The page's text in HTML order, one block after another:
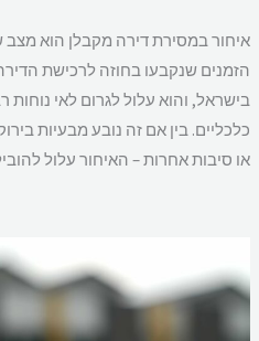
במסירת דירה מקבלן הוא מצב
שנקבעו בחוזה לרכישת הדירה.
והוא עלול לגרום לאי נוחות
בין אם זה נובע מבעיות
סיבות אחרות – האיחור עלול